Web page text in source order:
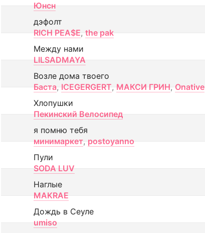
Юнсн
дэфолт
RICH PEA$E, the pak
Между нами
LILSADMAYA
Возле дома твоего
Баста, ICEGERGERT, МАКСИ ГРИН, Onative
Хлопушки
Пекинский Велосипед
я помню тебя
минимаркет, postoyanno
Пули
SODA LUV
Наглые
MAKRAE
Дождь в Сеуле
umiso